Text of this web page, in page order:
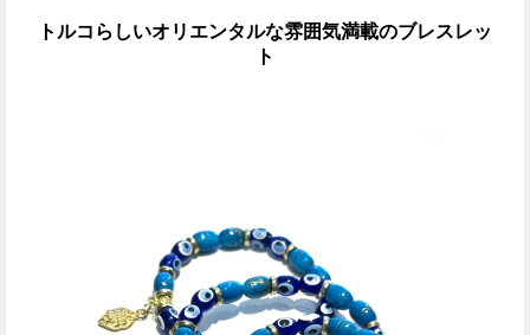
トルコらしいオリエンタルな雰囲気満載のブレスレッ
ト